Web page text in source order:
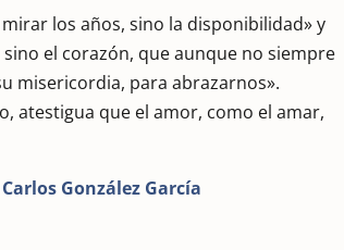
los años, sino la disponibilidad» y
el corazón, que aunque no siempre
misericordia, para abrazarnos».
atestigua que el amor, como el amar,
González García